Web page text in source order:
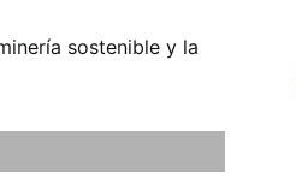
sostenible y la